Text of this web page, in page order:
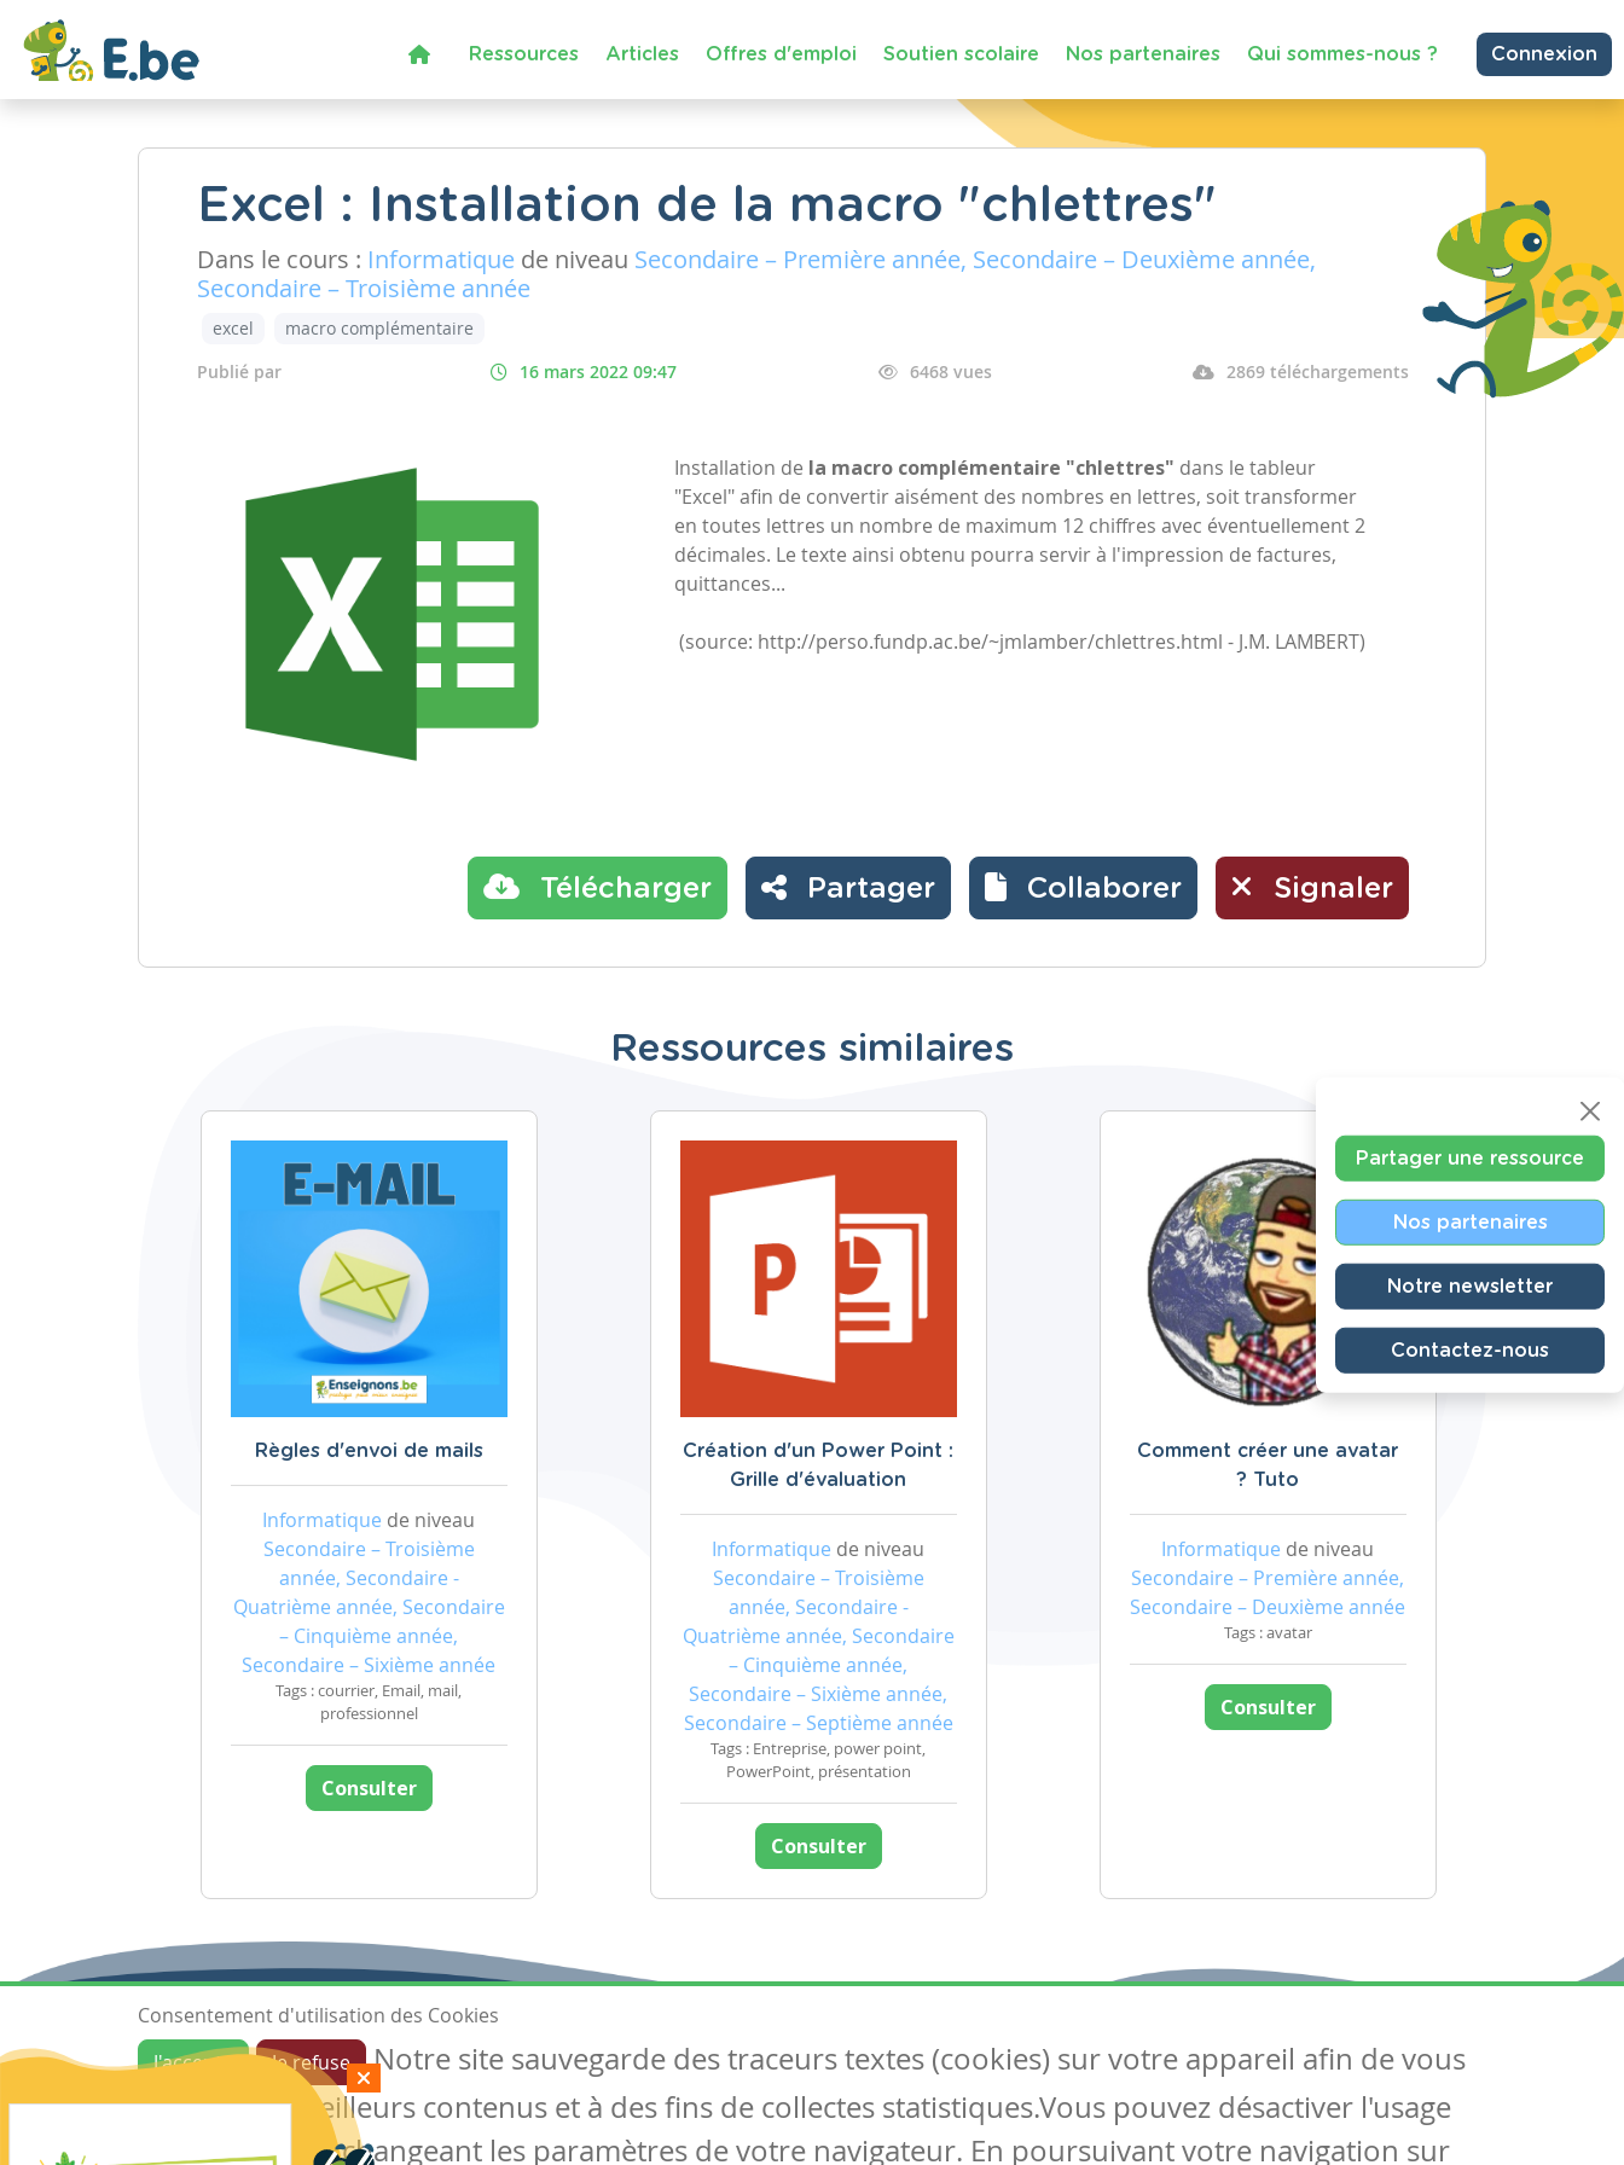
Ressources Articles Offres d'emploi Soutien scolaire Nos partenaires Qui sommes-nous ? Connexion
Excel : Installation de la macro "chlettres"
Dans le cours : Informatique de niveau Secondaire – Première année, Secondaire – Deuxième année,
Secondaire – Troisième année
excel
macro complémentaire
Publié par
16 mars 2022 09:47 6468 vues 2869 téléchargements
Installation de la macro complémentaire "chlettres" dans le tableur
"Excel" afin de convertir aisément des nombres en lettres, soit transformer
en toutes lettres un nombre de maximum 12 chiffres avec éventuellement 2
décimales. Le texte ainsi obtenu pourra servir à l'impression de factures,
quittances...
(source: http://perso.fundp.ac.be/~jmlamber/chlettres.html - J.M. LAMBERT)
Télécharger Partager Collaborer Signaler
Ressources similaires
Règles d'envoi de mails
Informatique de niveau
Secondaire – Troisième
année, Secondaire -
Quatrième année, Secondaire
– Cinquième année,
Secondaire – Sixième année
Tags : courrier, Email, mail,
professionnel
Consulter
Création d'un Power Point :
Grille d'évaluation
Informatique de niveau
Secondaire – Troisième
année, Secondaire -
Quatrième année, Secondaire
– Cinquième année,
Secondaire – Sixième année,
Secondaire – Septième année
Tags : Entreprise, power point,
PowerPoint, présentation
Consulter
Comment créer une avatar
? Tuto
Informatique de niveau
Secondaire – Première année,
Secondaire – Deuxième année
Tags : avatar
Consulter
Partager une ressource
Nos partenaires
Notre newsletter
Contactez-nous
Ressources
Les ressources
Créer une ressource
Articles
Tous les articles
Articles DYS
Suivez-nous
Contactez-nous
Soutien scolaire
Consentement d'utilisation des Cookies
J'accepte
Je refuse
Notre site sauvegarde des traceurs textes (cookies) sur votre appareil afin de vous
garantir de meilleurs contenus et à des fins de collectes statistiques.Vous pouvez désactiver l'usage
des cookies en changeant les paramètres de votre navigateur. En poursuivant votre navigation sur